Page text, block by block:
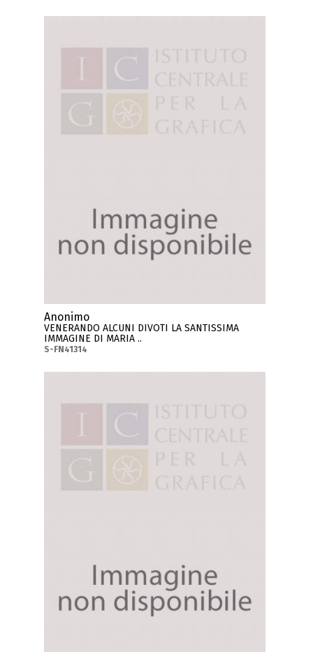
Anonimo
VENERANDO ALCUNI DIVOTI LA SANTISSIMA
IMMAGINE DI MARIA ..
S-FN41314